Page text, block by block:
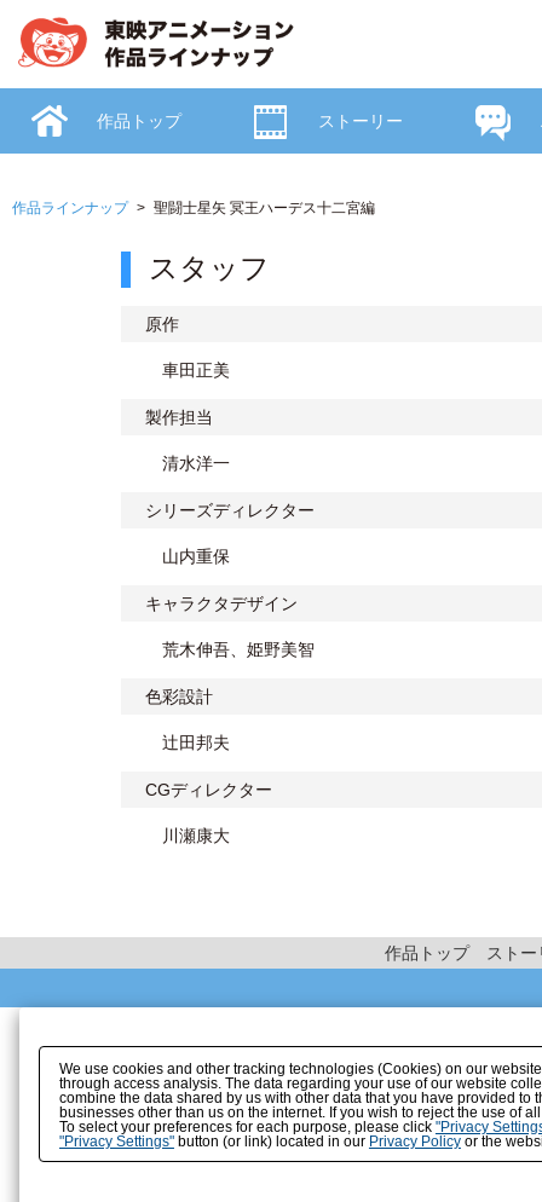
作品ラインナップ 聖闘士星矢 冥王ハーデス十二宮編
スタッフ
原作
車田正美
製作担当
清水洋一
シリーズディレクター
山内重保
キャラクタデザイン
荒木伸吾、姫野美智
色彩設計
辻田邦夫
CGディレクター
川瀬康大
作品トップ ストーリー
作品トップ ストー
We use cookies and other tracking technologies (Cookies) on our
through access analysis. The data regarding your use of our website
combine the data shared by us with other data that you have provided
businesses other than us on the internet. If you wish to reject the use of
To select your preferences for each purpose, please click "Privacy
"Privacy Settings"button (or link) located in our Privacy Policyor the